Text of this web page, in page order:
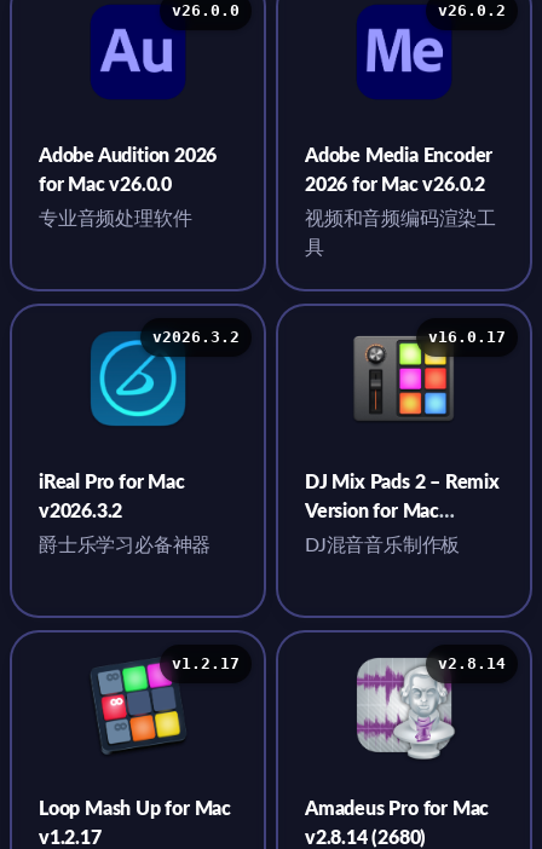
v26.0.0
Adobe Audition 2026
for Mac v26.0.0
专业音频处理软件
v26.0.2
Adobe Media Encoder
2026 for Mac v26.0.2
视频和音频编码渲染工
具
v2026.3.2
iReal Pro for Mac
v2026.3.2
爵士乐学习必备神器
v16.0.17
DJ Mix Pads 2 – Remix
Version for Mac
v16.0.17
DJ混音音乐制作板
v1.2.17
Loop Mash Up for Mac
v1.2.17
v2.8.14
Amadeus Pro for Mac
v2.8.14 (2680)